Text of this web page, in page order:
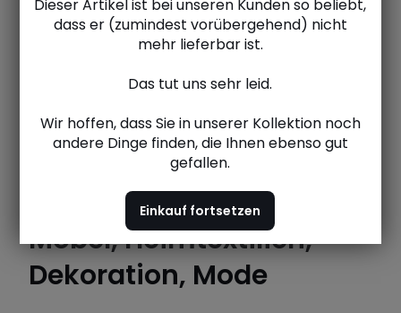
Möbel, Heimtextilien,
Dekoration, Mode
Dieser Artikel ist bei unseren Kunden so beliebt,
dass er (zumindest vorübergehend) nicht
mehr lieferbar ist.
Das tut uns sehr leid.
Wir hoffen, dass Sie in unserer Kollektion noch
andere Dinge finden, die Ihnen ebenso gut
gefallen.
Einkauf fortsetzen